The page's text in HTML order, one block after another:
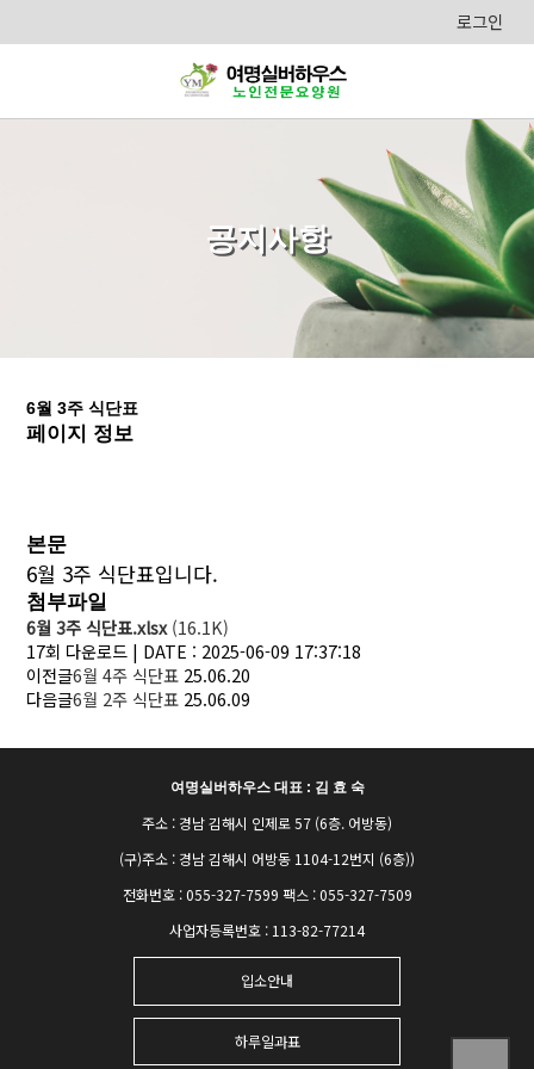
로그인
공지사항
6월 3주 식단표
페이지 정보
본문
6월 3주 식단표입니다.
첨부파일
6월 3주 식단표.xlsx(16.1K)
17회 다운로드 | DATE : 2025-06-09 17:37:18
이전글6월 4주 식단표 25.06.20
다음글6월 2주 식단표 25.06.09
여명실버하우스 대표 : 김 효 숙
주소 : 경남 김해시 인제로 57 (6층. 어방동)
(구)주소 : 경남 김해시 어방동 1104-12번지 (6층))
전화번호 : 055-327-7599 팩스 : 055-327-7509
사업자등록번호 : 113-82-77214
입소안내
하루일과표